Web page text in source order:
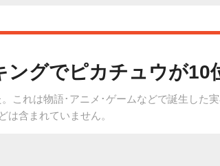
グでピカチュウが10
これは物語･アニメ･ゲームなどで誕生した
含まれていません。